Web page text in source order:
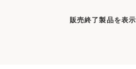
販売終了製品を表示